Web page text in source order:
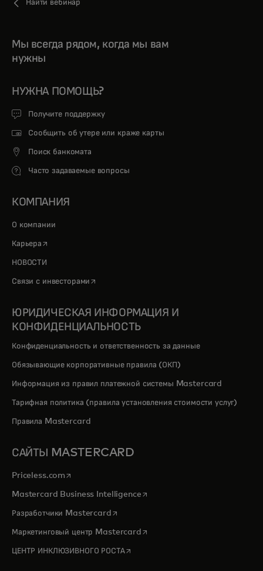
Найти вебинар
Мы всегда рядом, когда мы вам
нужны
НУЖНА ПОМОЩЬ?
Получите поддержку
Сообщить об утере или краже карты
Поиск банкомата
Часто задаваемые вопросы
КОМПАНИЯ
О компании
Карьера opens in a new tab
НОВОСТИ
Связи с инвесторами opens in a new tab
ЮРИДИЧЕСКАЯ ИНФОРМАЦИЯ И
КОНФИДЕНЦИАЛЬНОСТЬ
Конфиденциальность и ответственность за данные
Обязывающие корпоративные правила (ОКП)
Информация из правил платежной системы Mastercard
Тарифная политика (правила установления стоимости услуг)
Правила Mastercard
САЙТЫ MASTERCARD
Priceless.com opens in a new tab
Mastercard Business Intelligenceopens in a new tab
Разработчики Mastercardopens in a new tab
Маркетинговый центр Mastercardopens in a new tab
ЦЕНТР ИНКЛЮЗИВНОГО РОСТАopens in a new tab